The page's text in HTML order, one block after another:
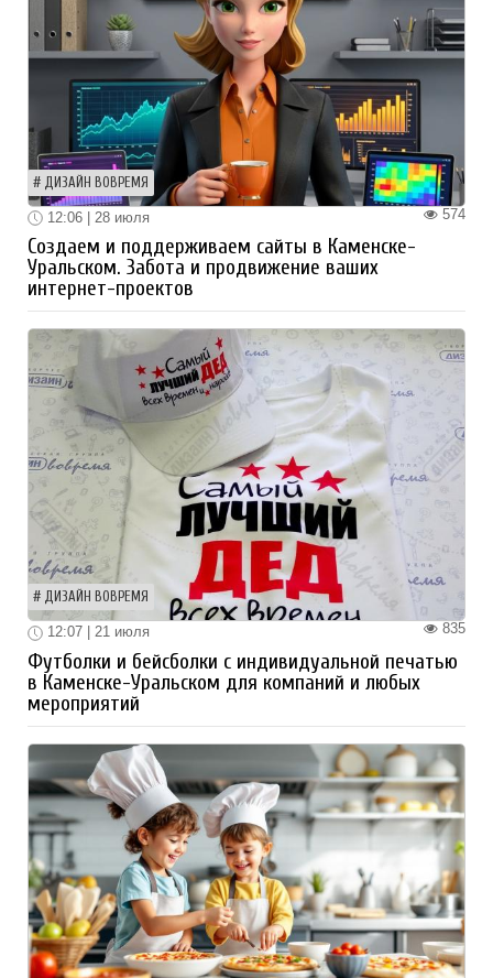
ДИЗАЙН ВОВРЕМЯ
574
12:06 | 28 июля
Создаем и поддерживаем сайты в Каменске-
Уральском. Забота и продвижение ваших
интернет-проектов
ДИЗАЙН ВОВРЕМЯ
835
12:07 | 21 июля
Футболки и бейсболки с индивидуальной печатью
в Каменске-Уральском для компаний и любых
мероприятий